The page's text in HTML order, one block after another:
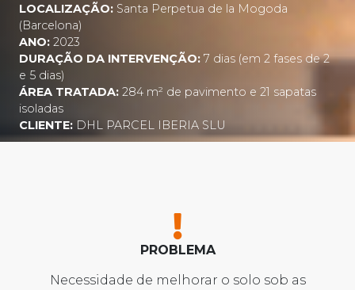
LOCALIZAÇÃO: Santa Perpetua de la Mogoda
(Barcelona)
ANO: 2023
DURAÇÃO DA INTERVENÇÃO: 7 dias (em 2 fases de 2
e 5 dias)
ÁREA TRATADA: 284 m² de pavimento e 21 sapatas
isoladas
CLIENTE: DHL PARCEL IBERIA SLU
PROBLEMA
Necessidade de melhorar o solo sob as